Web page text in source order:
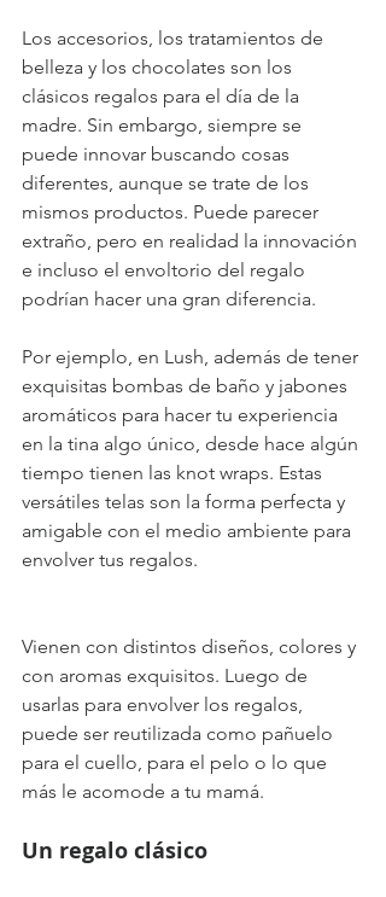
Los accesorios, los tratamientos de
belleza y los chocolates son los
clásicos regalos para el día de la
madre. Sin embargo, siempre se
puede innovar buscando cosas
diferentes, aunque se trate de los
mismos productos. Puede parecer
extraño, pero en realidad la innovación
e incluso el envoltorio del regalo
podrían hacer una gran diferencia.
Por ejemplo, en Lush, además de tener
exquisitas bombas de baño y jabones
aromáticos para hacer tu experiencia
en la tina algo único, desde hace algún
tiempo tienen las knot wraps. Estas
versátiles telas son la forma perfecta y
amigable con el medio ambiente para
envolver tus regalos.
Vienen con distintos diseños, colores y
con aromas exquisitos. Luego de
usarlas para envolver los regalos,
puede ser reutilizada como pañuelo
para el cuello, para el pelo o lo que
más le acomode a tu mamá.
Un regalo clásico